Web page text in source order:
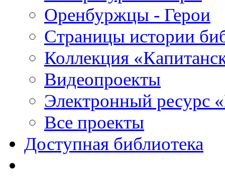
Оренбуржцы - Герои
Страницы истории
Коллекция
Видеопроекты
Электронный ресурс
Все проекты
Доступная библиотека